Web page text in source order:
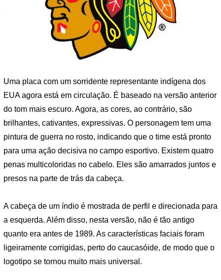
Uma placa com um sorridente representante indígena dos
EUA agora está em circulação. É baseado na versão anterior
do tom mais escuro. Agora, as cores, ao contrário, são
brilhantes, cativantes, expressivas. O personagem tem uma
pintura de guerra no rosto, indicando que o time está pronto
para uma ação decisiva no campo esportivo. Existem quatro
penas multicoloridas no cabelo. Eles são amarrados juntos e
presos na parte de trás da cabeça.
A cabeça de um índio é mostrada de perfil e direcionada para
a esquerda. Além disso, nesta versão, não é tão antigo
quanto era antes de 1989. As características faciais foram
ligeiramente corrigidas, perto do caucasóide, de modo que o
logotipo se tornou muito mais universal.